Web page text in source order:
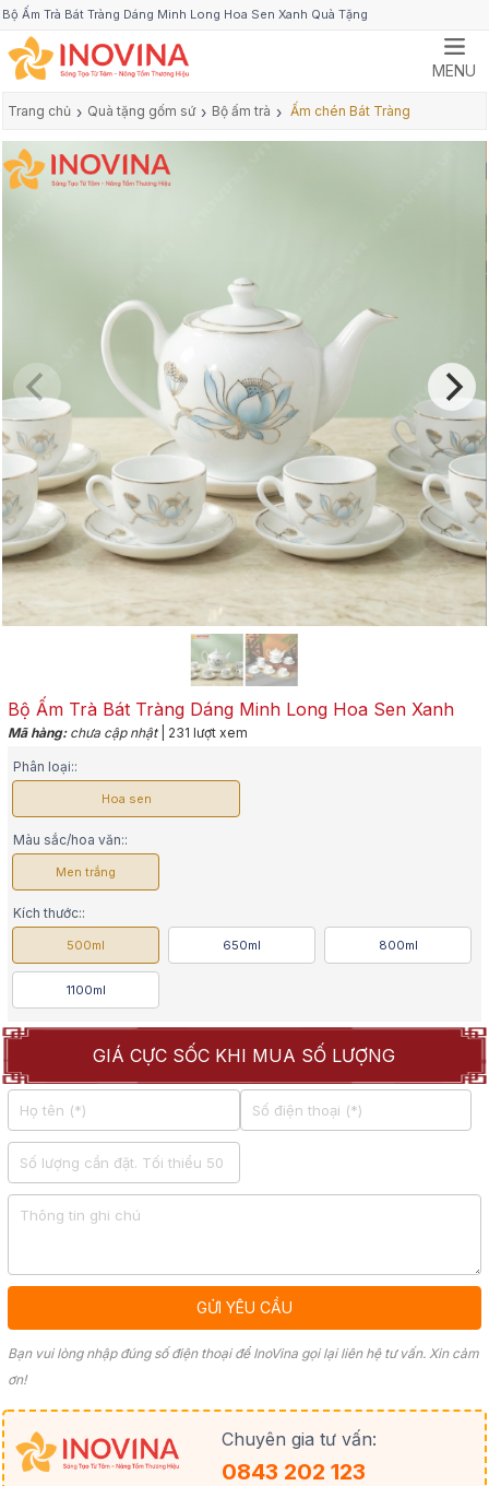
Bộ Ấm Trà Bát Tràng Dáng Minh Long Hoa Sen Xanh Quà Tặng
MENU
Trang chủ › Quà tặng gốm sứ › Bộ ấm trà › Ấm chén Bát Tràng
Bộ Ấm Trà Bát Tràng Dáng Minh Long Hoa Sen Xanh
Mã hàng:chưa cập nhật| 231 lượt xem
Phân loại::
Hoa sen
Màu sắc/hoa văn::
Men trắng
Kích thước::
500ml 650ml 800ml
1100ml
GIÁ CỰC SỐC KHI MUA SỐ LƯỢNG
Bạn vui lòng nhập đúng số điện thoại để InoVina gọi lại liên hệ tư vấn. Xin cảm
ơn!
Chuyên gia tư vấn:
0843 202 123